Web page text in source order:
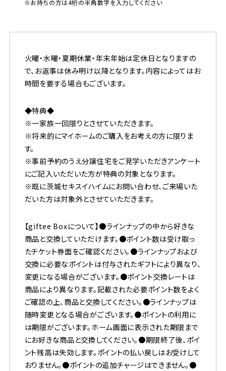
※お持ちの方は4桁の半角数字を入力してください
火曜・水曜・夏期休業・年末年始は定休日となりますの
で、お返事は休み明け以降となります。内容によってはお
時間を要する場合もございます。
◆特典◆
※一家族一回限りとさせていただきます。
※将来的にマイホームのご購入をお考えの方に限りま
す。
※事前予約のうえ分譲住宅をご見学いただきアンケート
にご記入いただいた方が特典の対象となります。
※既に茨城セキスイハイムにお問い合わせ、ご来場いた
だいた方は対象外とさせていただきます。
【giftee Boxについて】●ラインナップの中から好きな
商品と交換していただけます。●ポイント数は受け取っ
たチケット券面をご確認ください。●ラインナップおよび
交換に必要なポイントは付与されたギフトにより異なり、
変更になる場合がございます。●ポイント交換レートは
商品により異なります。記載された必要ポイント数をよく
ご確認の上、商品と交換してください。●ラインナップは
随時変更となる場合がございます。●ポイントの利用に
は期限がございます。ホーム画面に表示された期限まで
にお好きな商品と交換してください。●期限終了後、ポイ
ント残高は失効します。ポイントの払い戻しはお受けして
おりません。●ポイントの追加チャージはできません。●